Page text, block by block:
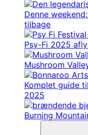
Denne
tilbage
Psy-Fi 2025
Mushroom
Komplet guide
2025
Burning